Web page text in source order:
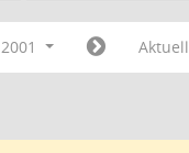
2001 Aktuell